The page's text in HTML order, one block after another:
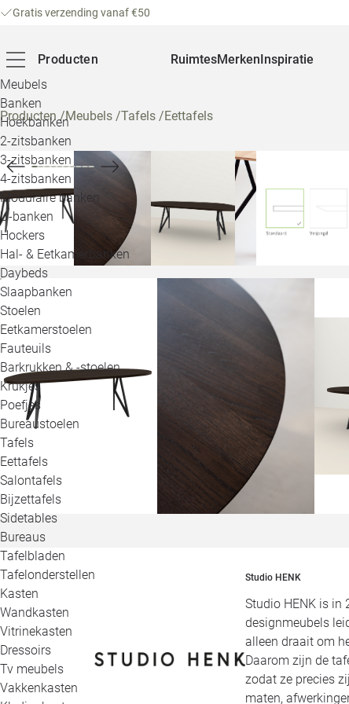
Gratis verzending vanaf €50
Producten
Meubels
Banken
Hoekbanken
2-zitsbanken
3-zitsbanken
4-zitsbanken
Modulaire banken
U-banken
Hockers
Hal- & Eetkamerbanken
Daybeds
Slaapbanken
Stoelen
Eetkamerstoelen
Fauteuils
Barkrukken & -stoelen
Krukjes
Poefjes
Bureaustoelen
Tafels
Eettafels
Salontafels
Bijzettafels
Sidetables
Bureaus
Tafelbladen
Tafelonderstellen
Kasten
Wandkasten
Vitrinekasten
Dressoirs
Tv meubels
Vakkenkasten
RuimtesMerkenInspiratie
Producten/Meubels /Tafels /Eettafels
Studio HENK
Studio HENK is in
designmeubels
alleen draait om
Daarom zijn de
zodat ze precies
maten,